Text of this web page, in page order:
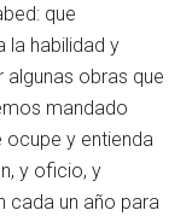
que
la habilidad y
obras que
mandado
ocupe y entienda
y oficio, y
cada un año para